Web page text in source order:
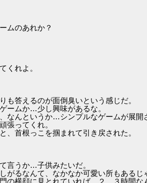
ムのあれか？
くれよ。
答えるのが面倒臭いという感じだ。
ームか…少し興味があるな。
なんというか…シンプルなゲームが展開
張ってくれ。
、首根っこを掴まれて引き戻された。
言うか…子供みたいだ。
がるなんて、なかなか可愛い所もあるじ
の横顔に見とれていれば、２、３時間な